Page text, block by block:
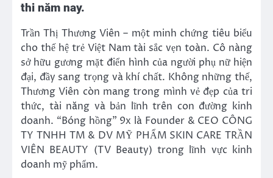
thi năm nay.
Trần Thị Thương Viên – một minh chứng tiêu biểu
cho thế hệ trẻ Việt Nam tài sắc vẹn toàn. Cô nàng
sở hữu gương mặt điển hình của người phụ nữ hiện
đại, đầy sang trọng và khí chất. Không những thế,
Thương Viên còn mang trong mình vẻ đẹp của tri
thức, tài năng và bản lĩnh trên con đường kinh
doanh. “Bóng hồng” 9x là Founder & CEO CÔNG
TY TNHH TM & DV MỸ PHẨM SKIN CARE TRẦN
VIÊN BEAUTY (TV Beauty) trong lĩnh vực kinh
doanh mỹ phẩm.